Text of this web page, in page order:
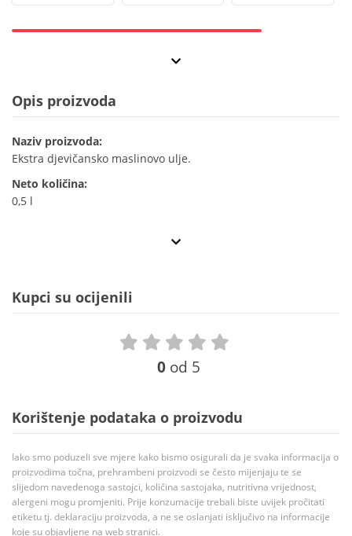
Opis proizvoda
Naziv proizvoda:
Ekstra djevičansko maslinovo ulje.
Neto količina:
0,5 l
Kupci su ocijenili
0 od 5
Korištenje podataka o proizvodu
Iako smo poduzeli sve mjere kako bismo osigurali da je svaka informacija o
proizvodima točna, prehrambeni proizvodi se često mijenjaju te se
slijedom navedenoga sastojci, količina sastojaka, nutritivna vrijednost,
alergeni mogu promjeniti. Prije konzumacije trebali biste uvijek pročitati
etiketu tj. deklaraciju proizvoda, a ne se oslanjati isključivo na informacije
koje su objavljene na web stranici.